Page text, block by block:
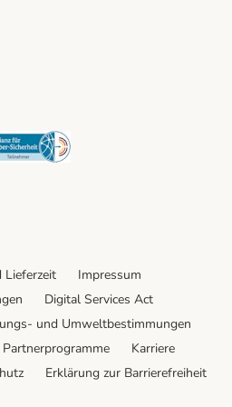
Security
Lieferzeit
Impressum
Digital Services Act
und Umweltbestimmungen
Partnerprogramme
Karriere
Erklärung zur Barrierefreiheit